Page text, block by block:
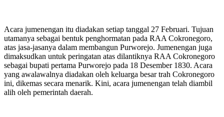
Acara jumenengan itu diadakan setiap tanggal 27 Februari. Tujuan
utamanya sebagai bentuk penghormatan pada RAA Cokronegoro,
atas jasa-jasanya dalam membangun Purworejo. Jumenengan juga
dimaksudkan untuk peringatan atas dilantiknya RAA Cokronegoro
sebagai bupati pertama Purworejo pada 18 Desember 1830. Acara
yang awalawalnya diadakan oleh keluarga besar trah Cokronegoro
ini, dikemas secara menarik. Kini, acara jumenengan telah diambil
alih oleh pemerintah daerah.